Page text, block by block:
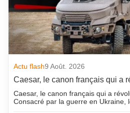
Actu flash9 Août. 2026
Caesar, le canon français qui a
Caesar, le canon français qui a
Consacré par la guerre en Ukraine,